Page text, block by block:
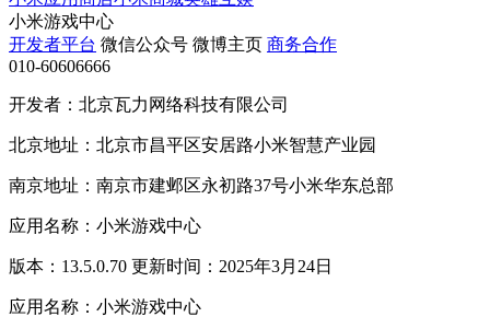
小米游戏中心
开发者平台 微信公众号 微博主页 商务合作
010-60606666
开发者：北京瓦力网络科技有限公司
北京地址：北京市昌平区安居路小米智慧产业园
南京地址：南京市建邺区永初路37号小米华东总部
应用名称：小米游戏中心
版本：13.5.0.70 更新时间：2025年3月24日
应用名称：小米游戏中心